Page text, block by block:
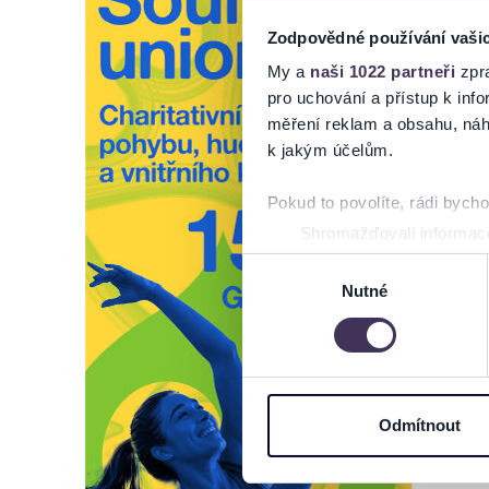
Zodpovědné používání
My a naši 1022 partneři
pro uchování a přístup k
měření reklam a obsahu,
k jakým účelům.
Pokud to povolíte, rádi
Shromažďovali
Identifikovali vaše
Zjistěte více o tom, jak
můžete kdykoliv změnit
informace o vašem zařízení
osobní údaje. Získané
Výběr
souhlasu
Nutné
Odmítnout